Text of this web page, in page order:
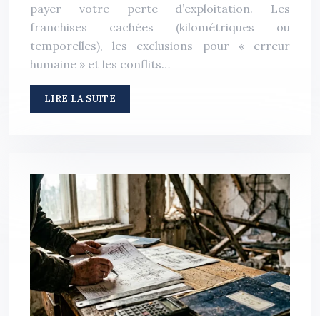
payer votre perte d’exploitation. Les
franchises cachées (kilométriques ou
temporelles), les exclusions pour « erreur
humaine » et les conflits…
LIRE LA SUITE